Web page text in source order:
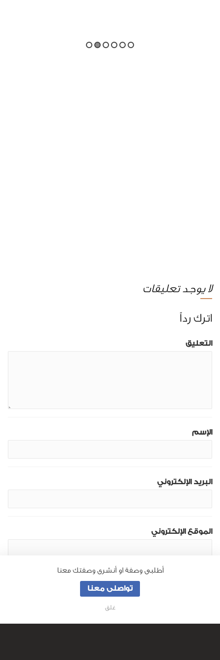
أطلبى وصفة او أنشرى وصفتك معنا
تواصلى معنا
غلق
لا يوجد تعليقات
اترك رداً
التعليق
الإسم
البريد الإلكتروني
الموقع الإلكتروني